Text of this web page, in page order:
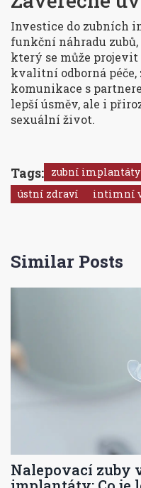
Investice do zubních
funkční náhradu
který se může
kvalitní odborná
komunikace s
lepší úsměv, ale i
sexuální život.
Tags: zubní implantáty
ústní zdraví
intimní
Similar Posts
Nalepovací zuby